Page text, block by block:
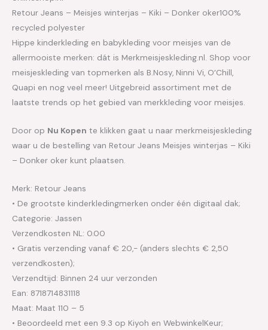
Retour Jeans – Meisjes winterjas – Kiki – Donker oker100%
recycled polyester
Hippe kinderkleding en babykleding voor meisjes van de
allermooiste merken: dát is Merkmeisjeskleding.nl. Shop voor
meisjeskleding van topmerken als B.Nosy, Ninni Vi, O’Chill,
Quapi en nog veel meer! Uitgebreid assortiment met de
laatste trends op het gebied van merkkleding voor meisjes.
Door op Nu Kopen te klikken gaat u naar merkmeisjeskleding
waar u de bestelling van Retour Jeans Meisjes winterjas – Kiki
– Donker oker kunt plaatsen.
Merk: Retour Jeans
• De grootste kinderkledingmerken onder één digitaal dak;
Categorie: Jassen
Verzendkosten NL: 0.00
• Gratis verzending vanaf € 20,- (anders slechts € 2,50
verzendkosten);
Verzendtijd: Binnen 24 uur verzonden
Ean: 8718714831118
Maat: Maat 110 – 5
• Beoordeeld met een 9.3 op Kiyoh en WebwinkelKeur;